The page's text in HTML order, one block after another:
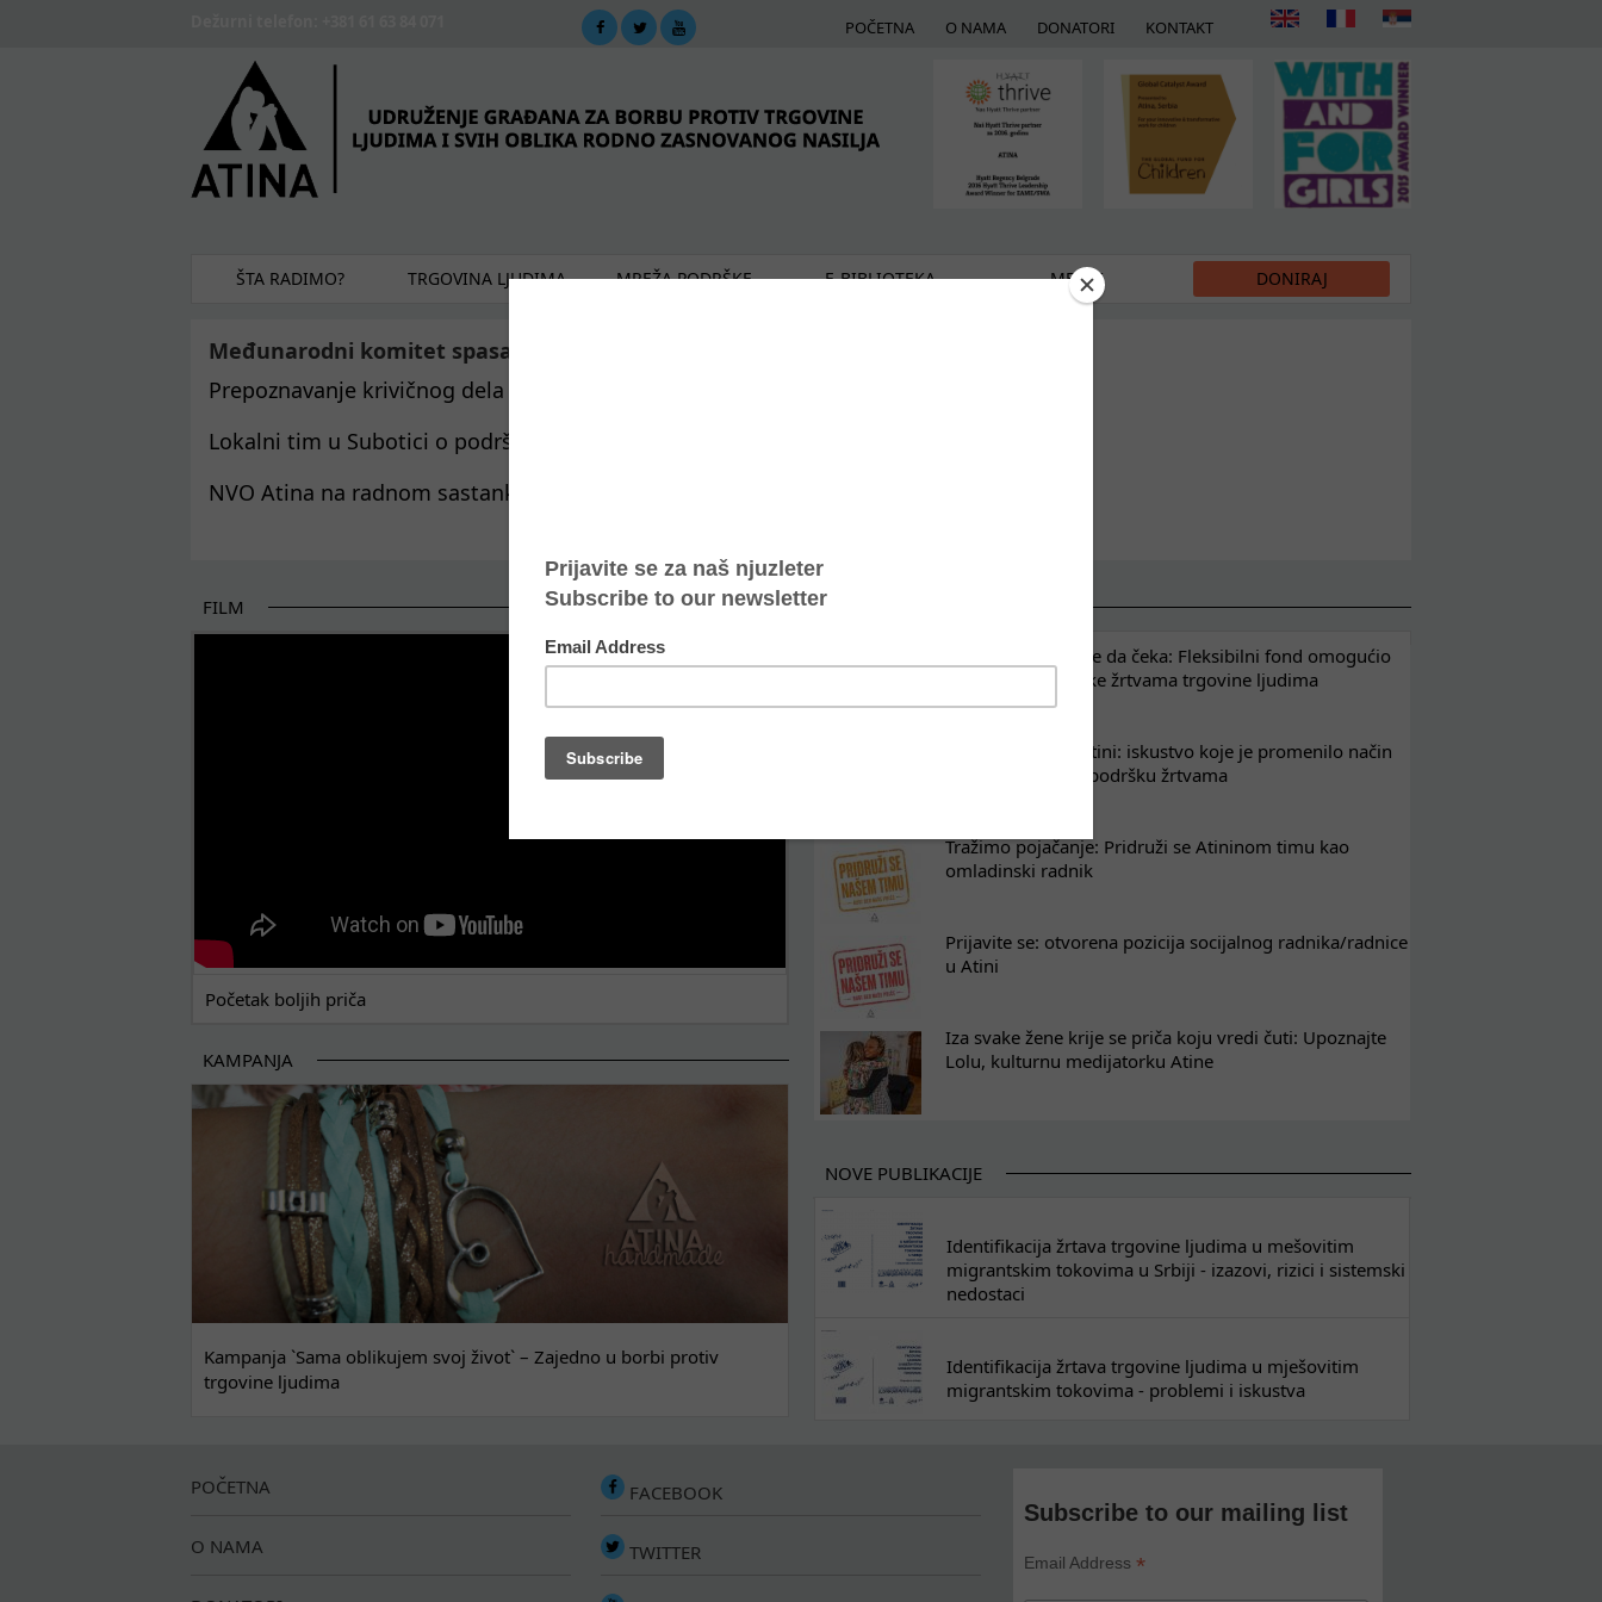
POČETNA O NAMA DONATORI KONTAKT
ŠTA RADIMO? TRGOVINA LJUDIMA MREŽA PODRŠKE E-BIBLIOTEKA MEDIJI DONIRAJ
Međunarodni komitet spasa
Prepoznavanje krivičnog dela trgovine ljudima u Vranju
Lokalni tim u Subotici o podršci žrtvama trgovine ljudima
NVO Atina na radnom sastanku Prava nepraćene i razdvojene dece izbeglica u Srbiji
FILM
Početak boljih priča
KAMPANJA
Kampanja `Sama oblikujem svoj život` – Zajedno u borbi protiv
trgovine ljudima
Oporavak ne može da čeka: Fleksibilni fond omogućio
kontinuitet podrške žrtvama trgovine ljudima
Osam nedelja u Atini: iskustvo koje je promenilo način
na koji razumem podršku žrtvama
Tražimo pojačanje: Pridruži se Atininom timu kao
omladinski radnik
Prijavite se: otvorena pozicija socijalnog radnika/radnice
u Atini
Iza svake žene krije se priča koju vredi čuti: Upoznajte
Lolu, kulturnu medijatorku Atine
NOVE PUBLIKACIJE
Identifikacija žrtava trgovine ljudima u mešovitim
migrantskim tokovima u Srbiji - izazovi, rizici i sistemski
nedostaci
Identifikacija žrtava trgovine ljudima u mješovitim
migrantskim tokovima - problemi i iskustva
POČETNA
O NAMA
FACEBOOK
TWITTER
Subscribe to our mailing list
Email Address*